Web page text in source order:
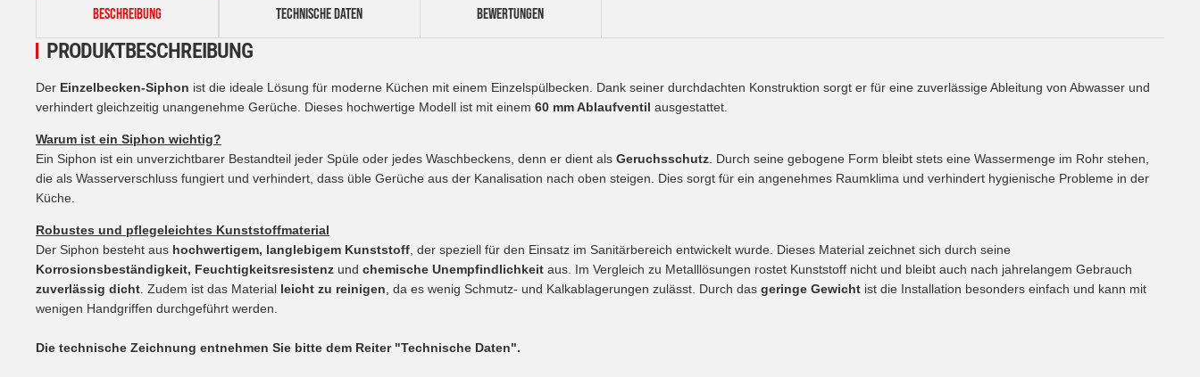
BESCHREIBUNG TECHNISCHE DATEN BEWERTUNGEN
PRODUKTBESCHREIBUNG
Der Einzelbecken-Siphon ist die ideale Lösung für moderne Küchen mit einem Einzelspülbecken. Dank seiner durchdachten Konstruktion sorgt er für eine zuverlässige Ableitung von Abwasser und
verhindert gleichzeitig unangenehme Gerüche. Dieses hochwertige Modell ist mit einem 60 mm Ablaufventil ausgestattet.
Warum ist ein Siphon wichtig?
Ein Siphon ist ein unverzichtbarer Bestandteil jeder Spüle oder jedes Waschbeckens, denn er dient als Geruchsschutz . Durch seine gebogene Form bleibt stets eine Wassermenge im Rohr stehen,
die als Wasserverschluss fungiert und verhindert, dass üble Gerüche aus der Kanalisation nach oben steigen. Dies sorgt für ein angenehmes Raumklima und verhindert hygienische Probleme in der
Küche.
Robustes und pflegeleichtes Kunststoffmaterial
Der Siphon besteht aus hochwertigem, langlebigem Kunststoff , der speziell für den Einsatz im Sanitärbereich entwickelt wurde. Dieses Material zeichnet sich durch seine
Korrosionsbeständigkeit, Feuchtigkeitsresistenz und chemische Unempfindlichkeit aus. Im Vergleich zu Metalllösungen rostet Kunststoff nicht und bleibt auch nach jahrelangem Gebrauch
zuverlässig dicht . Zudem ist das Material leicht zu reinigen , da es wenig Schmutz- und Kalkablagerungen zulässt. Durch das geringe Gewicht ist die Installation besonders einfach und kann mit
wenigen Handgriffen durchgeführt werden.
Die technische Zeichnung entnehmen Sie bitte dem Reiter "Technische Daten".